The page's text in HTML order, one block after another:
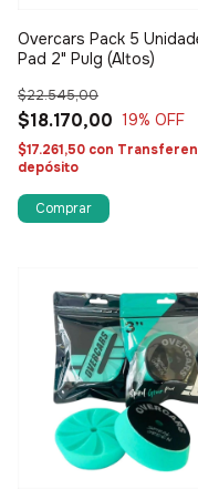
Overcars Pack 5
Pad 2" Pulg (Altos)
$18.170,00
$22.545,00
19% OFF
$17.261,50 con
depósito
🔒 Tu email